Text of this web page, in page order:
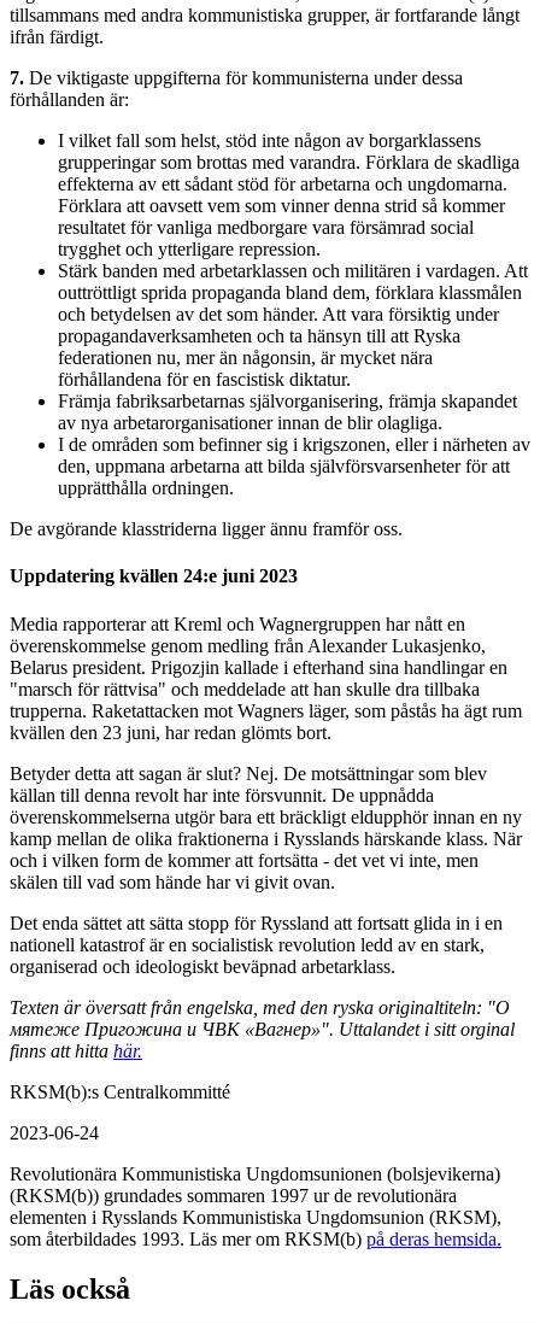
tillsammans med andra kommunistiska grupper, är fortfarande långt
ifrån färdigt.
7. De viktigaste uppgifterna för kommunisterna under dessa
förhållanden är:
I vilket fall som helst, stöd inte någon av borgarklassens
grupperingar som brottas med varandra. Förklara de skadliga
effekterna av ett sådant stöd för arbetarna och ungdomarna.
Förklara att oavsett vem som vinner denna strid så kommer
resultatet för vanliga medborgare vara försämrad social
trygghet och ytterligare repression.
Stärk banden med arbetarklassen och militären i vardagen. Att
outtröttligt sprida propaganda bland dem, förklara klassmålen
och betydelsen av det som händer. Att vara försiktig under
propagandaverksamheten och ta hänsyn till att Ryska
federationen nu, mer än någonsin, är mycket nära
förhållandena för en fascistisk diktatur.
Främja fabriksarbetarnas självorganisering, främja skapandet
av nya arbetarorganisationer innan de blir olagliga.
I de områden som befinner sig i krigszonen, eller i närheten av
den, uppmana arbetarna att bilda självförsvarsenheter för att
upprätthålla ordningen.
De avgörande klasstriderna ligger ännu framför oss.
Uppdatering kvällen 24:e juni 2023
Media rapporterar att Kreml och Wagnergruppen har nått en
överenskommelse genom medling från Alexander Lukasjenko,
Belarus president. Prigozjin kallade i efterhand sina handlingar en
"marsch för rättvisa" och meddelade att han skulle dra tillbaka
trupperna. Raketattacken mot Wagners läger, som påstås ha ägt rum
kvällen den 23 juni, har redan glömts bort.
Betyder detta att sagan är slut? Nej. De motsättningar som blev
källan till denna revolt har inte försvunnit. De uppnådda
överenskommelserna utgör bara ett bräckligt eldupphör innan en ny
kamp mellan de olika fraktionerna i Rysslands härskande klass. När
och i vilken form de kommer att fortsätta - det vet vi inte, men
skälen till vad som hände har vi givit ovan.
Det enda sättet att sätta stopp för Ryssland att fortsatt glida in i en
nationell katastrof är en socialistisk revolution ledd av en stark,
organiserad och ideologiskt beväpnad arbetarklass.
Texten är översatt från engelska, med den ryska originaltiteln: "О
мятеже Пригожина и ЧВК «Вагнер»". Uttalandet i sitt orginal
finns att hitta här.
RKSM(b):s Centralkommitté
2023-06-24
Revolutionära Kommunistiska Ungdomsunionen (bolsjevikerna)
(RKSM(b)) grundades sommaren 1997 ur de revolutionära
elementen i Rysslands Kommunistiska Ungdomsunion (RKSM),
som återbildades 1993. Läs mer om RKSM(b) på deras hemsida.
Läs också